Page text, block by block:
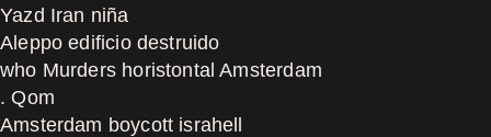
Yazd Iran niña
Aleppo edificio destruido
who Murders horistontal Amsterdam
. Qom
Amsterdam boycott israhell